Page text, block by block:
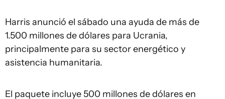
Harris anunció el sábado una ayuda de más de
1.500 millones de dólares para Ucrania,
principalmente para su sector energético y
asistencia humanitaria.
El paquete incluye 500 millones de dólares en